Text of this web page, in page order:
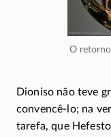
O
Dioniso não teve
convencê-lo; na
tarefa, que